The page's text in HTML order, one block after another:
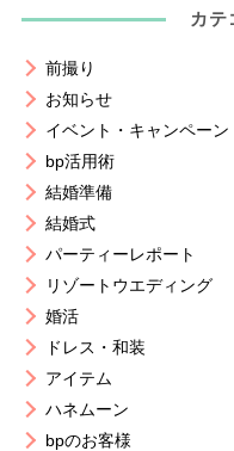
カテ
前撮り
お知らせ
イベント・キャンペーン
bp活用術
結婚準備
結婚式
パーティーレポート
リゾートウエディング
婚活
ドレス・和装
アイテム
ハネムーン
bpのお客様